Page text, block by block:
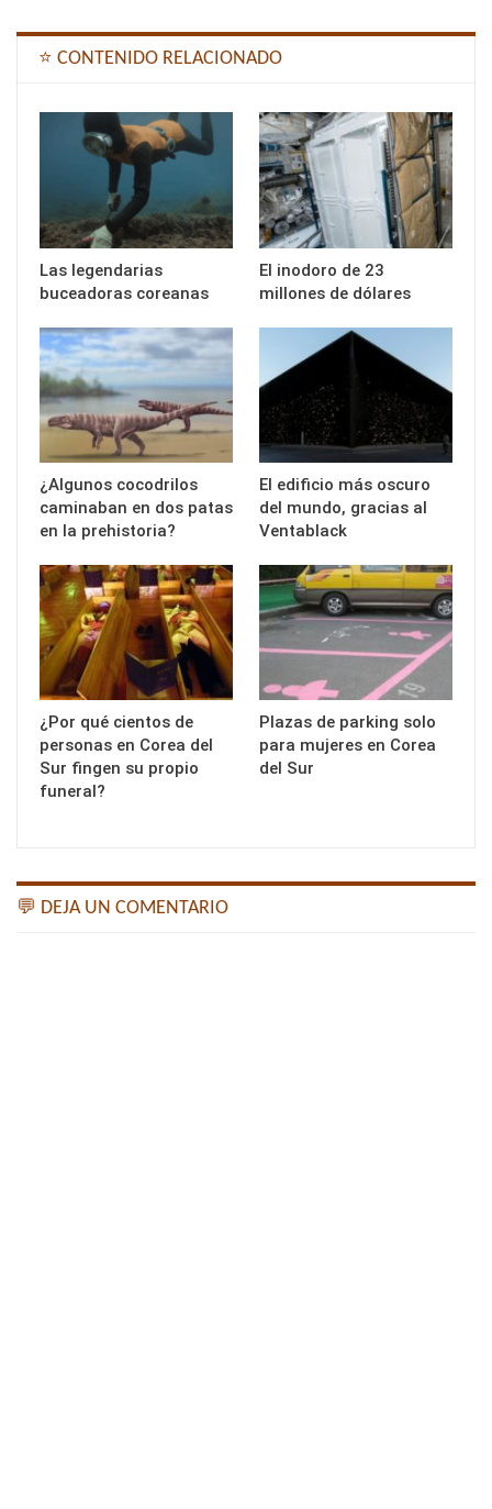
⭐ CONTENIDO RELACIONADO
Las legendarias
buceadoras coreanas
El inodoro de 23
millones de dólares
¿Algunos cocodrilos
caminaban en dos patas
en la prehistoria?
El edificio más oscuro
del mundo, gracias al
Ventablack
¿Por qué cientos de
personas en Corea del
Sur fingen su propio
funeral?
Plazas de parking solo
para mujeres en Corea
del Sur
💬 DEJA UN COMENTARIO